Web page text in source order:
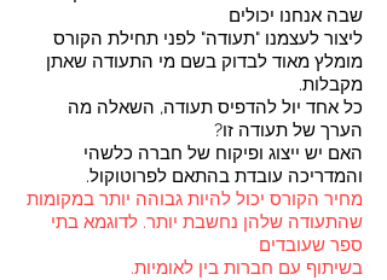
שבה אנחנו יכולים
ליצור לעצמנו "תעודה" לפני תחילת הקורס
מומלץ מאוד לבדוק בשם מי התעודה שאתן
מקבלות.
כל אחד יול להדפיס תעודה, השאלה מה
הערך של תעודה זו?
האם יש ייצוג ופיקוח של חברה כלשהי
והמדריכה עובדת בהתאם לפרוטוקול.
מחיר הקורס יכול להיות גבוהה יותר במקומות
שהתעודה שלהן נחשבת יותר. לדוגמא בתי
ספר שעובדים
בשיתוף עם חברות בין לאומיות.